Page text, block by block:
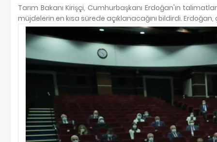
Tarım Bakanı Kirişçi, Cumhurbaşkanı Erdoğan'ın
müjdelerin en kısa sürede açıklanacağını bildirdi.